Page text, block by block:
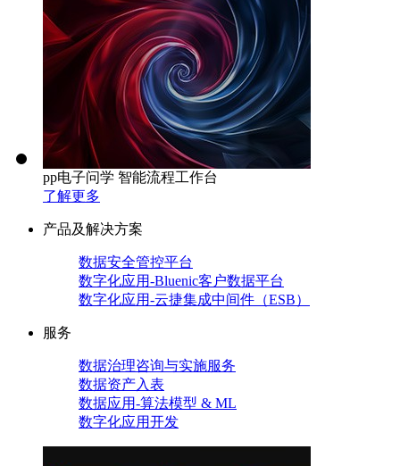
pp电子问学 智能流程工作台
了解更多
产品及解决方案
数据安全管控平台
数字化应用-Bluenic客户数据平台
数字化应用-云捷集成中间件（ESB）
服务
数据治理咨询与实施服务
数据资产入表
数据应用-算法模型 & ML
数字化应用开发